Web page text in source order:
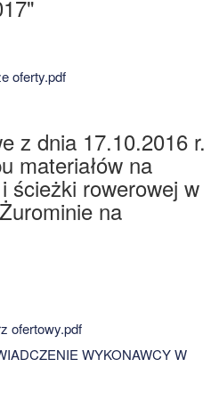
oferty.pdf
z dnia 17.10.2016 r.
materiałów na
ścieżki rowerowej w
na
ofertowy.pdf
WYKONAWCY W